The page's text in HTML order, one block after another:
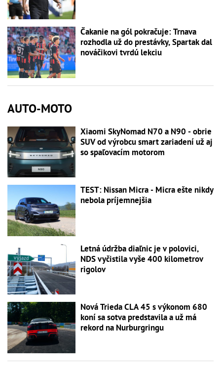
Čakanie na gól pokračuje: Trnava
rozhodla už do prestávky, Spartak dal
nováčikovi tvrdú lekciu
AUTO-MOTO
Xiaomi SkyNomad N70 a N90 - obrie
SUV od výrobcu smart zariadení už aj
so spaľovacím motorom
TEST: Nissan Micra - Micra ešte nikdy
nebola príjemnejšia
Letná údržba diaľnic je v polovici,
NDS vyčistila vyše 400 kilometrov
rigolov
Nová Trieda CLA 45 s výkonom 680
koní sa sotva predstavila a už má
rekord na Nurburgringu